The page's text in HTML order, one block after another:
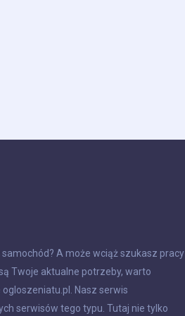
A może wciąż szukasz pracy
Twoje aktualne potrzeby, warto
Nasz serwis
serwisów tego typu. Tutaj nie tylko